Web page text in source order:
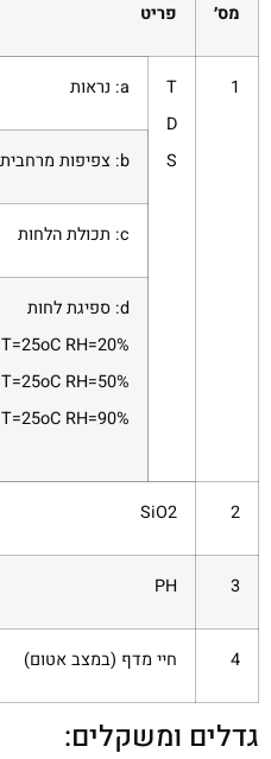
מס׳ פריט
1
T
D
S
a: נראות
b: צפיפות מרחבית
c: תכולת הלחות
d: ספיגת לחות
T=25oC RH=20%
T=25oC RH=50%
T=25oC RH=90%
2
SiO2
3
PH
4 חיי מדף (במצב אטום)
גדלים ומשקלים: